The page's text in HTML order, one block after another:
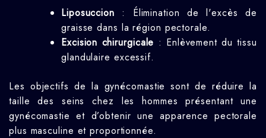
Liposuccion : Élimination de l'excès de
graisse dans la région pectorale.
Excision chirurgicale : Enlèvement du tissu
glandulaire excessif.
Les objectifs de la gynécomastie sont de réduire la
taille des seins chez les hommes présentant une
gynécomastie et d’obtenir une apparence pectorale
plus masculine et proportionnée.